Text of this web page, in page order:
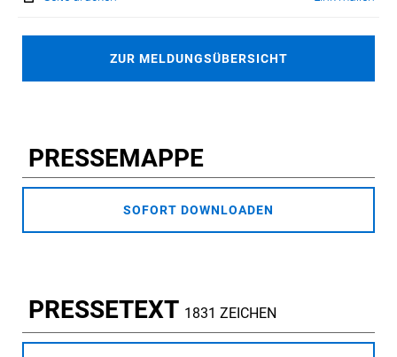
ZUR MELDUNGSÜBERSICHT
PRESSEMAPPE
SOFORT DOWNLOADEN
PRESSETEXT 1831 ZEICHEN